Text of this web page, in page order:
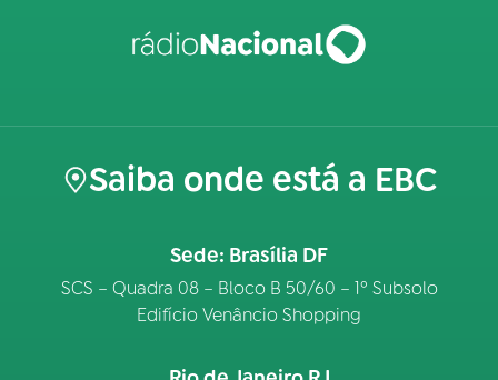
Saiba onde está a EBC
Sede: Brasília DF
SCS – Quadra 08 – Bloco B 50/60 – 1º Subsolo
Edifício Venâncio Shopping